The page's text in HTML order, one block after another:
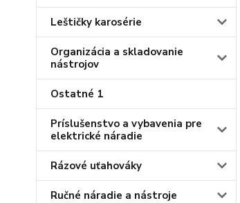
Leštičky karosérie
Organizácia a skladovanie
nástrojov
Ostatné 1
Príslušenstvo a vybavenia pre
elektrické náradie
Rázové uťahováky
Ručné náradie a nástroje